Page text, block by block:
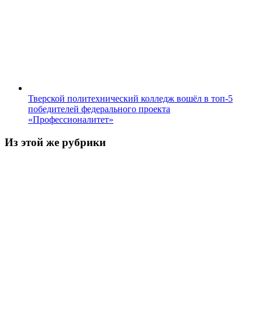
Тверской политехнический колледж вошёл в топ-5
победителей федерального проекта
«Профессионалитет»
Из этой же рубрики